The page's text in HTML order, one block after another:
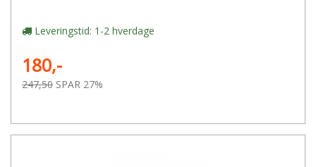
Leveringstid: 1-2 hverdage
180,-
247,50 SPAR 27%